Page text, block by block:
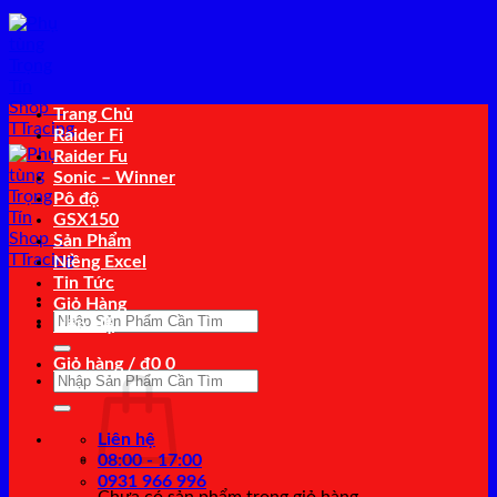
Bỏ
Tìm
Tìm
Liên hệ
08:00 - 17:00
0931 966 996
Trang Chủ
Raider Fi
Raider Fu
Sonic – Winner
Pô độ
GSX150
Sản Phẩm
Niềng Excel
Tin Tức
Giỏ Hàng
Liên Hệ
Giỏ hàng / ₫0 0